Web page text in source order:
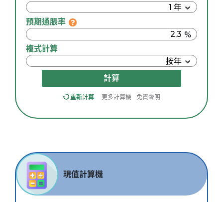
預期通脹率
複式計算
計算
重新計算 更多計算機 免責聲明
現值計算機